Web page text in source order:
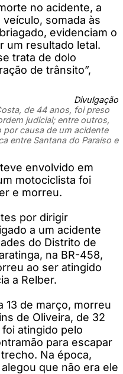
no acidente, a
somada às
evidenciam o
um resultado letal.
trata de dolo
de trânsito”,
Divulgação
de 44 anos, foi preso
judicial; entre outros,
por causa de um acidente
entre Santana do Paraíso e
envolvido em
motociclista foi
e morreu.
por dirigir
a um acidente
do Distrito de
na BR-458,
ao ser atingido
a Relber.
13 de março, morreu
de Oliveira, de 32
atingido pelo
para escapar
Na época,
que não era ele